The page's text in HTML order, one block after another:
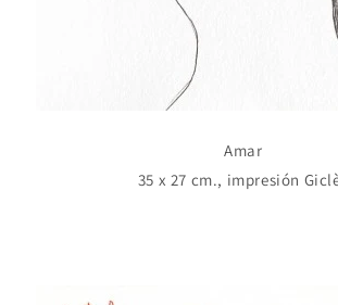
Amar
35 x 27 cm., impresión